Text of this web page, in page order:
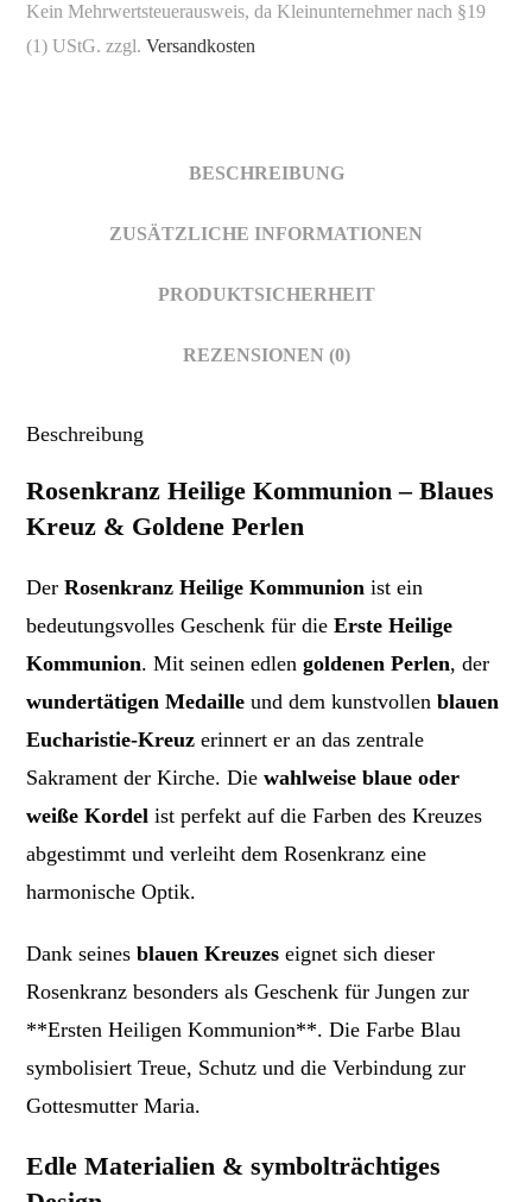
Kein Mehrwertsteuerausweis, da Kleinunternehmer nach §19
(1) UStG. zzgl.Versandkosten
BESCHREIBUNG
ZUSÄTZLICHE INFORMATIONEN
PRODUKTSICHERHEIT
REZENSIONEN (0)
Beschreibung
Rosenkranz Heilige Kommunion – Blaues
Kreuz & Goldene Perlen
DerRosenkranz Heilige Kommunion ist ein
bedeutungsvolles Geschenk für dieErste Heilige
Kommunion. Mit seinen edlengoldenen Perlen, der
wundertätigen Medaille und dem kunstvollenblauen
Eucharistie-Kreuz erinnert er an das zentrale
Sakrament der Kirche. Diewahlweise blaue oder
weiße Kordel ist perfekt auf die Farben des Kreuzes
abgestimmt und verleiht dem Rosenkranz eine
harmonische Optik.
Dank seinesblauen Kreuzes eignet sich dieser
Rosenkranz besonders als Geschenk für Jungen zur
**Ersten Heiligen Kommunion**. Die Farbe Blau
symbolisiert Treue, Schutz und die Verbindung zur
Gottesmutter Maria.
Edle Materialien & symbolträchtiges